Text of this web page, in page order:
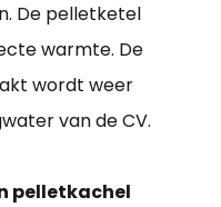
De pelletketel
warmte. De
wordt weer
van de CV.
pelletkachel